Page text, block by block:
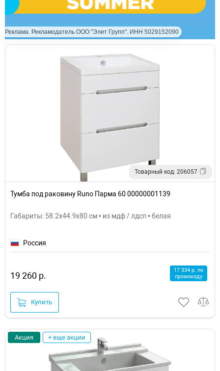
Реклама. Рекламодатель ООО "Элит Групп". ИНН 5029152090
Товарный код: 206057
Тумба под раковину Runo Парма 60 00000001139
Габариты: 58.2x44.9x80 см • из мдф / лдсп • белая
Россия
19 260 р.
17 334 р. по
промокоду
Купить
Акция + еще акции